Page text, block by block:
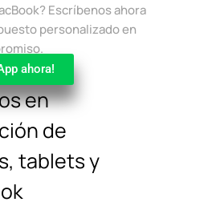
Escríbenos ahora
personalizado en
ahora!
en
de
tablets y